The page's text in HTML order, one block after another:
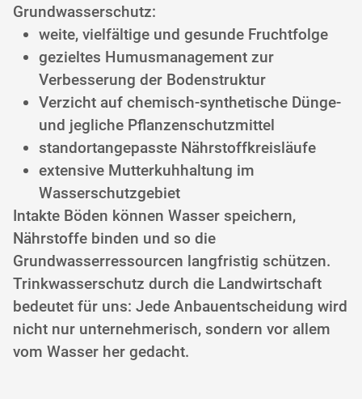
Grundwasserschutz:
weite, vielfältige und gesunde Fruchtfolge
gezieltes Humusmanagement zur
Verbesserung der Bodenstruktur
Verzicht auf chemisch-synthetische Dünge-
und jegliche Pflanzenschutzmittel
standortangepasste Nährstoffkreisläufe
extensive Mutterkuhhaltung im
Wasserschutzgebiet
Intakte Böden können Wasser speichern,
Nährstoffe binden und so die
Grundwasserressourcen langfristig schützen.
Trinkwasserschutz durch die Landwirtschaft
bedeutet für uns: Jede Anbauentscheidung wird
nicht nur unternehmerisch, sondern vor allem
vom Wasser her gedacht.